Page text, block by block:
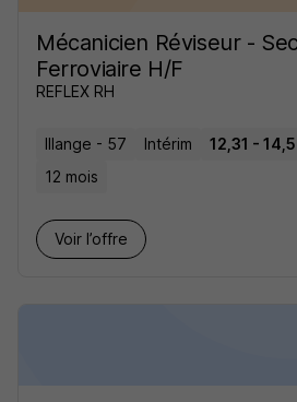
Mécanicien Réviseur -
Ferroviaire H/F
REFLEX RH
Illange - 57 Intérim
12,31 -
12 mois
Voir l’offre